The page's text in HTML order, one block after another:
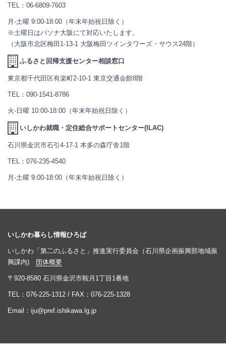
TEL： 06-6809-7603
月-土曜 9:00-18:00（年末年始祝日除く）
※土曜日はパソナ大阪にて対応いたします。
（大阪市北区梅田1-13-1 大阪梅田ツインタワーズ・サウス24階）
ふるさと回帰支援センター相談窓口
東京都千代田区有楽町2-10-1 東京交通会館8階
TEL： 090-1541-8786
火-日曜 10:00-18:00（年末年始祝日除く）
いしかわ就職・定住総合サポートセンター(ILAC)
石川県金沢市石引4-17-1 本多の森庁舎1階
TEL： 076-235-4540
月-土曜 9:00-18:00（年末年始祝日除く）
いしかわ暮らし情報ひろば
いしかわ「第二のふるさと」推進実行委員会（石川県企画振興部地域振
興課内)
団体概要
〒920-8580 石川県金沢市鞍月1丁目1番地
TEL： 076-225-1312 / FAX：076-225-1328
Email： iju@pref.ishikawa.lg.jp